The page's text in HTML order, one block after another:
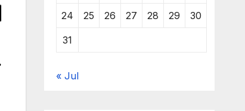
24 25 26 27 28 29 30
31
« Jul